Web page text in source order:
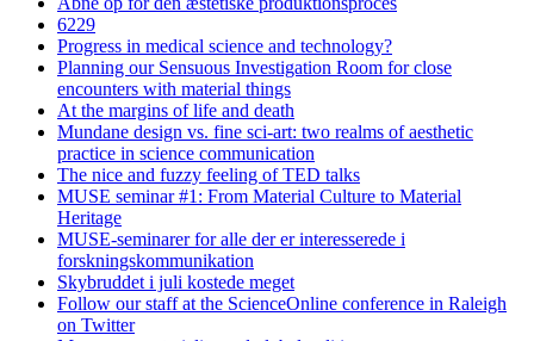
6229
Progress in medical science and technology?
Planning our Sensuous Investigation Room for close
encounters with material things
At the margins of life and death
Mundane design vs. fine sci-art: two realms of aesthetic
practice in science communication
The nice and fuzzy feeling of TED talks
MUSE seminar #1: From Material Culture to Material
Heritage
MUSE-seminarer for alle der er interesserede i
forskningskommunikation
Skybruddet i juli kostede meget
Follow our staff at the ScienceOnline conference in Raleigh
on Twitter